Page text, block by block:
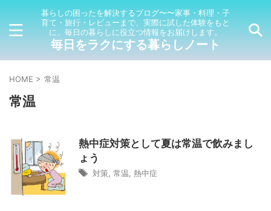
暮らしの困ったを解決するブログ〜〜家事・料理・子
育て・旅行・レビューまで、実際に試した体験をもと
に、毎日の暮らしに役立つ情報をお届けします。
毎日をラクにする暮らしノート
HOME > 常温
常温
熱中症対策として夏は常温で飲みまし
ょう
対策 常温 熱中症